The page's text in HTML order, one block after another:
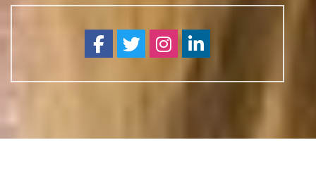
Facebook
TwitterInstagram
Linkedin